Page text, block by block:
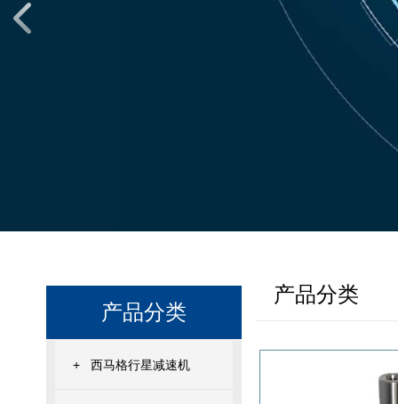
产品分类
+ 西马格行星减速机
产品分类